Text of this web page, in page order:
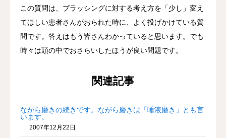
この質問は、ブラッシングに対する考え方を「少し」変え
てほしい患者さんがおられた時に、よく投げかけている質
問です。答えはもう皆さんわかっていると思います。でも
時々は頭の中でおさらいしたほうが良い問題です。
関連記事
ながら磨きの続きです。ながら磨きは「唾液磨き」とも言
います。
2007年12月22日